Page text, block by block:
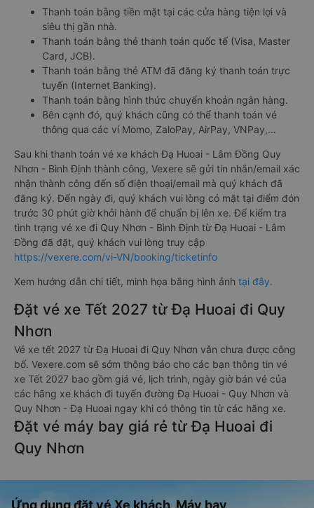
Thanh toán bằng tiền mặt tại các cửa hàng tiện lợi và
siêu thị gần nhà.
Thanh toán bằng thẻ thanh toán quốc tế (Visa, Master
Card, JCB).
Thanh toán bằng thẻ ATM đã đăng ký thanh toán trực
tuyến (Internet Banking).
Thanh toán bằng hình thức chuyển khoản ngân hàng.
Bên cạnh đó, quý khách cũng có thể thanh toán vé
thông qua các ví Momo, ZaloPay, AirPay, VNPay,…
Sau khi thanh toán vé xe khách Đạ Huoai - Lâm Đồng Quy
Nhơn - Bình Định thành công, Vexere sẽ gửi tin nhắn/email xác
nhận thành công đến số điện thoại/email mà quý khách đã
đăng ký. Đến ngày đi, quý khách vui lòng có mặt tại điểm đón
trước 30 phút giờ khởi hành để chuẩn bị lên xe. Để kiểm tra
tình trạng vé xe đi Quy Nhơn - Bình Định từ Đạ Huoai - Lâm
Đồng đã đặt, quý khách vui lòng truy cập
https://vexere.com/vi-VN/booking/ticketinfo
Xem hướng dẫn chi tiết, minh họa bằng hình ảnh tại đây.
Đặt vé xe Tết 2027 từ Đạ Huoai đi Quy
Nhơn
Vé xe tết 2027 từ Đạ Huoai đi Quy Nhơn vẫn chưa được công
bố. Vexere.com sẽ sớm thông báo cho các bạn thông tin vé
xe Tết 2027 bao gồm giá vé, lịch trình, ngày giờ bán vé của
các hãng xe khách đi tuyến đường Đạ Huoai - Quy Nhơn và
Quy Nhơn - Đạ Huoai ngay khi có thông tin từ các hãng xe.
Đặt vé máy bay giá rẻ từ Đạ Huoai đi
Quy Nhơn